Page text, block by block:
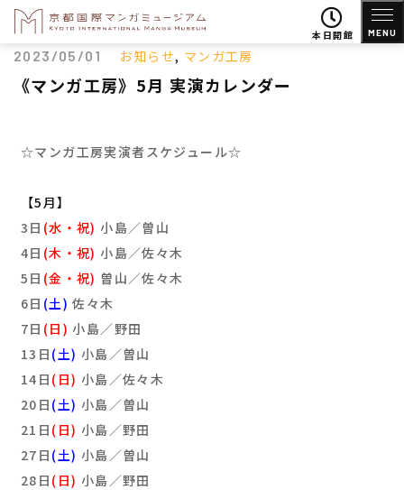
本日開館 MENU
2023/05/01 お知らせ, マンガ工房
《マンガ工房》5月 実演カレンダー
☆マンガ工房実演者スケジュール☆
【5月】
3日 (水・祝) 小島／曽山
4日 (木・祝) 小島／佐々木
5日 (金・祝) 曽山／佐々木
6日 (土)佐々木
7日 (日) 小島／野田
13日 (土) 小島／曽山
14日 (日) 小島／佐々木
20日 (土) 小島／曽山
21日 (日) 小島／野田
27日 (土) 小島／曽山
28日 (日) 小島／野田